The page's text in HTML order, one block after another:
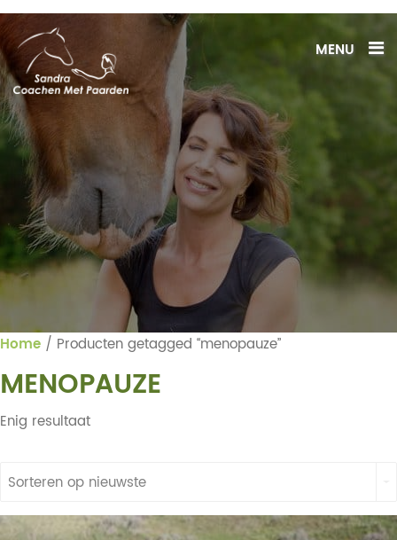
MENU
Home / Producten getagged “menopauze”
MENOPAUZE
Enig resultaat
Sorteren op nieuwste